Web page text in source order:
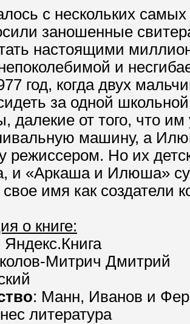
с нескольких
заношенные
настоящими
и
год, когда двух
за одной
далекие от того, что
машину, а
режиссером. Но их
и «Аркаша и Илюша»
имя как создатели
о книге:
Яндекс.Книга
Митрич Дмитрий
: Манн, Иванов и
литература